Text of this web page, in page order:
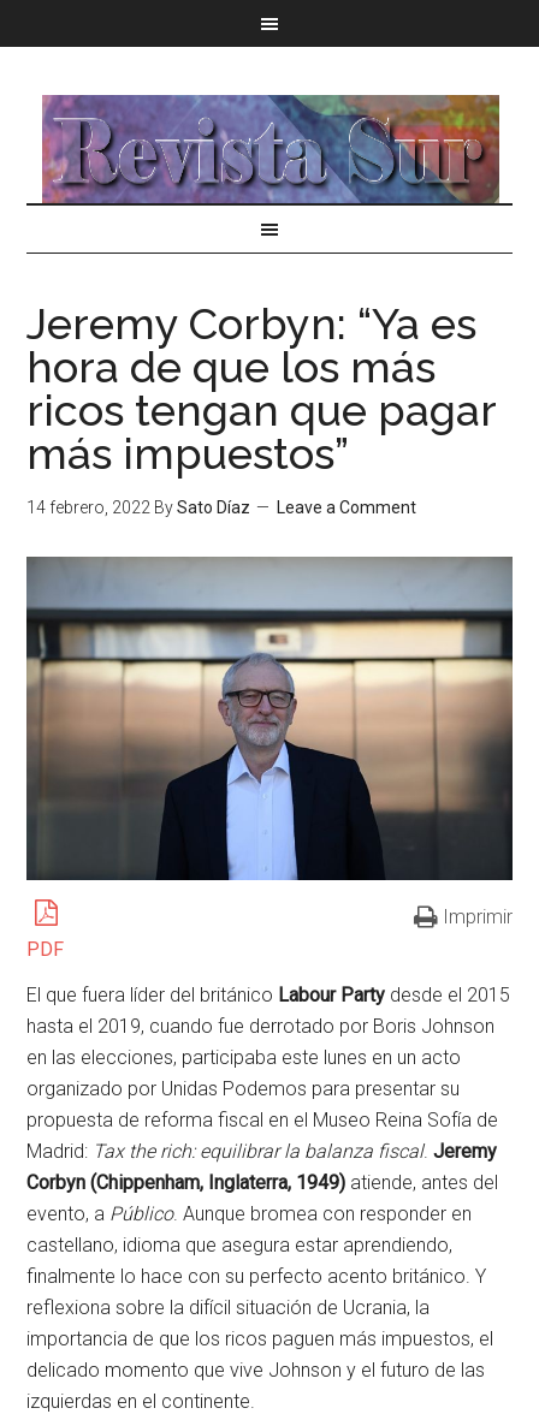
Jeremy Corbyn: “Ya es
hora de que los más
ricos tengan que pagar
más impuestos”
14 febrero, 2022 BySato Díaz Leave a Comment
PDF
Imprimir
El que fuera líder del británico Labour Party desde el 2015
hasta el 2019, cuando fue derrotado por Boris Johnson
en las elecciones, participaba este lunes en un acto
organizado por Unidas Podemos para presentar su
propuesta de reforma fiscal en el Museo Reina Sofía de
Madrid: Tax the rich: equilibrar la balanza fiscal.Jeremy
Corbyn (Chippenham, Inglaterra, 1949) atiende, antes del
evento, a Público. Aunque bromea con responder en
castellano, idioma que asegura estar aprendiendo,
finalmente lo hace con su perfecto acento británico. Y
reflexiona sobre la difícil situación de Ucrania, la
importancia de que los ricos paguen más impuestos, el
delicado momento que vive Johnson y el futuro de las
izquierdas en el continente.